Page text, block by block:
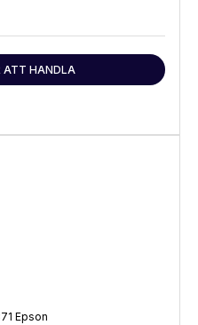
ATT HANDLA